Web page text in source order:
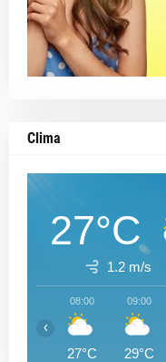
Clima
27°C
1.2 m/s
08:00
27°C
09:00
29°C
‹